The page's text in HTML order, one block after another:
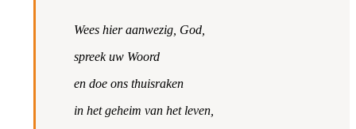
Wees hier aanwezig, God,
spreek uw Woord
en doe ons thuisraken
in het geheim van het leven,